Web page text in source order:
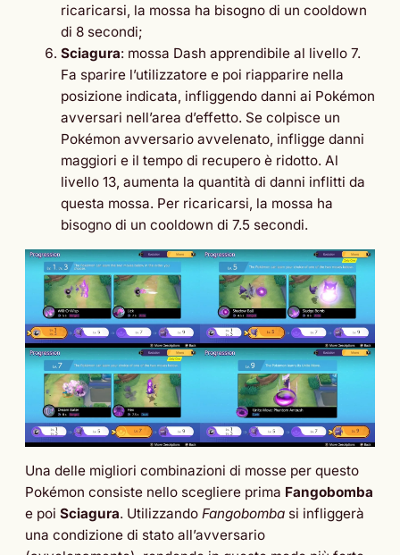
ricaricarsi, la mossa ha bisogno di un cooldown
di 8 secondi;
Sciagura: mossa Dash apprendibile al livello 7.
Fa sparire l’utilizzatore e poi riapparire nella
posizione indicata, infliggendo danni ai Pokémon
avversari nell’area d’effetto. Se colpisce un
Pokémon avversario avvelenato, infligge danni
maggiori e il tempo di recupero è ridotto. Al
livello 13, aumenta la quantità di danni inflitti da
questa mossa. Per ricaricarsi, la mossa ha
bisogno di un cooldown di 7.5 secondi.
Una delle migliori combinazioni di mosse per questo
Pokémon consiste nello scegliere prima Fangobomba
e poi Sciagura. Utilizzando Fangobomba si infliggerà
una condizione di stato all’avversario